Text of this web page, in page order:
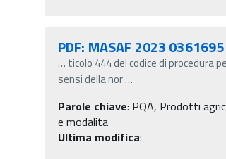
PDF: MASAF 2023
… ticolo 444 del codice di procedura
sensi della nor…
Parole chiave: PQA, Prodotti
e modalita
Ultima modifica: